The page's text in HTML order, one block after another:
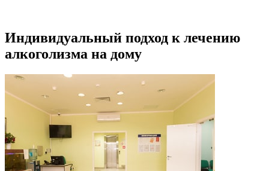
Индивидуальный подход к лечению
алкоголизма на дому